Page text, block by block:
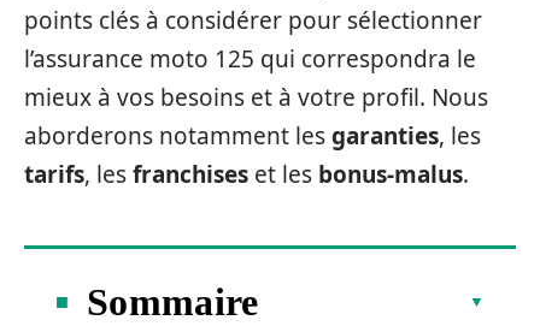
points clés à considérer pour sélectionner
l’assurance moto 125 qui correspondra le
mieux à vos besoins et à votre profil. Nous
aborderons notamment lesgaranties, les
tarifs, lesfranchises et les bonus-malus.
Sommaire